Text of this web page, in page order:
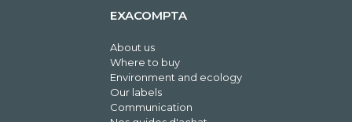
EXACOMPTA
About us
Where to buy
Environment and ecology
Our labels
Communication